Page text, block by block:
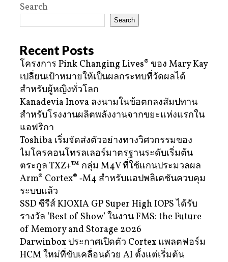
Search
Search
Recent Posts
โครงการ Pink Changing Lives® ของ Mary Kay
เปลี่ยนเป้าหมายให้เป็นผลกระทบที่วัดผลได้
สำหรับผู้หญิงทั่วโลก
Kanadevia Inova ลงนามในข้อตกลงสัมปทาน
สำหรับโรงงานผลิตพลังงานจากขยะแห่งแรกใน
แอฟริกา
Toshiba เริ่มจัดส่งตัวอย่างทางวิศวกรรมของ
ไมโครคอนโทรลเลอร์มาตรฐานระดับเริ่มต้น
ตระกูล TXZ+™ กลุ่ม M4V ที่ใช้แกนประมวลผล
Arm® Cortex® ‑M4 สำหรับแอปพลิเคชันควบคุม
ระบบแล้ว
SSD ซีรีส์ KIOXIA GP Super High IOPS ได้รับ
รางวัล ‘Best of Show’ ในงาน FMS: the Future
of Memory and Storage 2026
Darwinbox ประกาศเปิดตัว Cortex แพลตฟอร์ม
HCM ใหม่ที่ขับเคลื่อนด้วย AI ตั้งแต่เริ่มต้น